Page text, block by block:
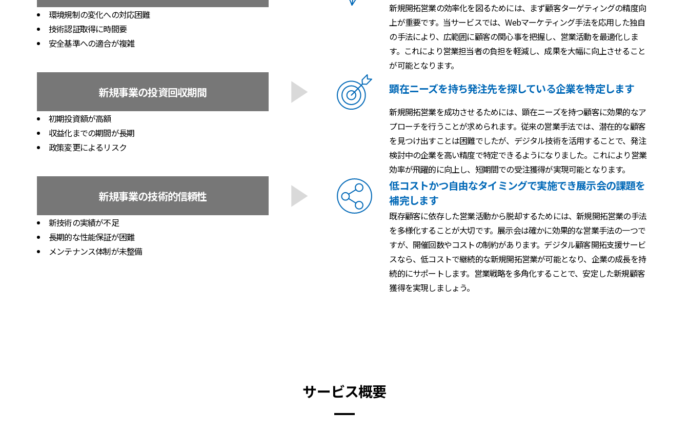
環境規制の変化への対応困難
技術認証取得に時間要
安全基準への適合が複雑
新規開拓営業の効率化を図るためには、まず顧客ターゲティングの精度向
上が重要です。当サービスでは、Webマーケティング手法を応用した独自
の手法により、広範囲に顧客の関心事を把握し、営業活動を最適化しま
す。これにより営業担当者の負担を軽減し、成果を大幅に向上させること
が可能となります。
新規事業の投資回収期間
初期投資額が高額
収益化までの期間が長期
政策変更によるリスク
顕在ニーズを持ち発注先を探している企業を特定します
新規開拓営業を成功させるためには、顕在ニーズを持つ顧客に効果的なア
プローチを行うことが求められます。従来の営業手法では、潜在的な顧客
を見つけ出すことは困難でしたが、デジタル技術を活用することで、発注
検討中の企業を高い精度で特定できるようになりました。これにより営業
効率が飛躍的に向上し、短期間での受注獲得が実現可能となります。
新規事業の技術的信頼性
新技術の実績が不足
長期的な性能保証が困難
メンテナンス体制が未整備
低コストかつ自由なタイミングで実施でき展示会の課題を
補完します
既存顧客に依存した営業活動から脱却するためには、新規開拓営業の手法
を多様化することが大切です。展示会は確かに効果的な営業手法の一つで
すが、開催回数やコストの制約があります。デジタル顧客開拓支援サービ
スなら、低コストで継続的な新規開拓営業が可能となり、企業の成長を持
続的にサポートします。営業戦略を多角化することで、安定した新規顧客
獲得を実現しましょう。
サービス概要